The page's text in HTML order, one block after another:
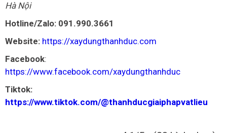
Hà Nội
Hotline/Zalo: 091.990.3661
Website: https://xaydungthanhduc.com
Facebook:
https://www.facebook.com/xaydungthanhduc
Tiktok:
https://www.tiktok.com/@thanhducgiaiphapvatlieu